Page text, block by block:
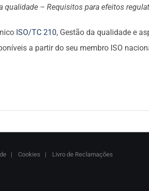
– Requisitos para efeitos
ISO/TC 210, Gestão da qualidade e
a partir do seu membro ISO
| Cookies | Livro de Reclamações